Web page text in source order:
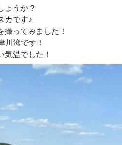
ょうか？
カです♪
撮ってみました！
川湾です！
気温でした！